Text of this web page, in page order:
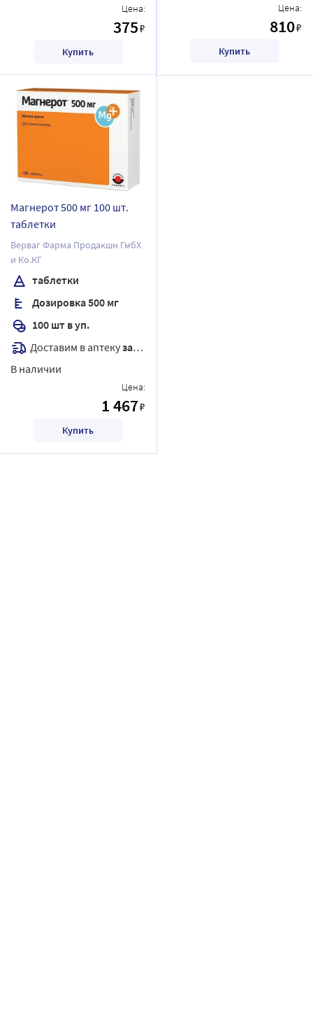
Цена:
375₽
Купить
Цена:
810₽
Купить
Магнерот 500 мг 100 шт.
таблетки
Верваг Фарма Продакшн ГмбХ
и Ко.КГ
таблетки
Дозировка 500 мг
100 шт в уп.
Доставим в аптекузавтра
В наличии
Цена:
1 467₽
Купить